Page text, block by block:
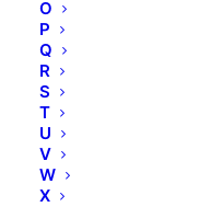
O
P
Q
R
S
T
U
V
W
X